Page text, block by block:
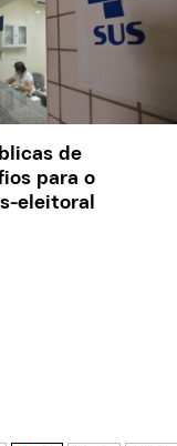
de
para o
eleitoral